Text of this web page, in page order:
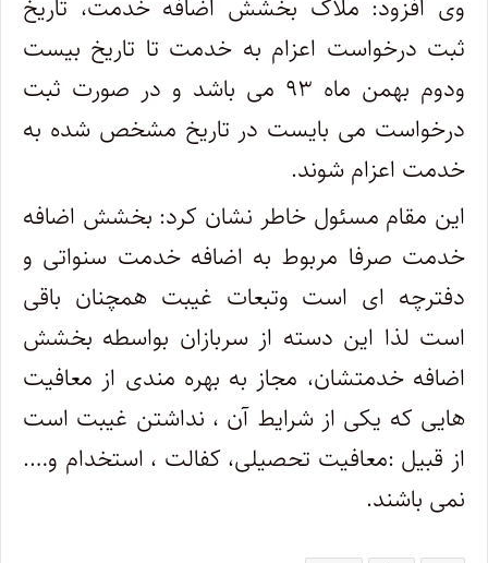
وی افزود: ملاک بخشش اضافه خدمت، تاریخ
ثبت درخواست اعزام به خدمت تا تاریخ بیست
ودوم بهمن ماه ۹۳ می باشد و در صورت ثبت
درخواست می بایست در تاریخ مشخص شده به
خدمت اعزام شوند.
این مقام مسئول خاطر نشان کرد: بخشش اضافه
خدمت صرفا مربوط به اضافه خدمت سنواتی و
دفترچه ای است وتبعات غیبت همچنان باقی
است لذا این دسته از سربازان بواسطه بخشش
اضافه خدمتشان، مجاز به بهره مندی از معافیت
هایی که یکی از شرایط آن ، نداشتن غیبت است
از قبیل :معافیت تحصیلی، کفالت ، استخدام و….
نمی باشند.